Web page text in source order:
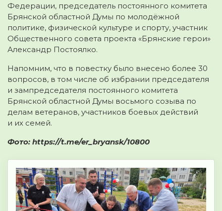
Федерации, председатель постоянного комитета
Брянской областной Думы по молодёжной
политике, физической культуре и спорту, участник
Общественного совета проекта «Брянские герои»
Александр Постоялко.
Напомним, что в повестку было внесено более 30
вопросов, в том числе об избрании председателя
и зампредседателя постоянного комитета
Брянской областной Думы восьмого созыва по
делам ветеранов, участников боевых действий
и их семей.
Фото: https://t.me/er_bryansk/10800